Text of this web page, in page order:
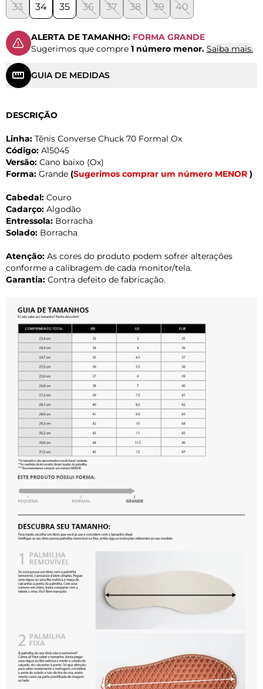
33 34 35 36 37 38 39 40
ALERTA DE TAMANHO: FORMA GRANDE
Sugerimos que compre 1 número menor. Saiba mais.
GUIA DE MEDIDAS
DESCRIÇÃO
Linha: Tênis Converse Chuck 70 Formal Ox
Código: A15045
Versão: Cano baixo (Ox)
Forma: Grande (Sugerimos comprar um número MENOR )
Cabedal: Couro
Cadarço: Algodão
Entressola: Borracha
Solado: Borracha
Atenção: As cores do produto podem sofrer alterações
conforme a calibragem de cada monitor/tela.
Garantia: Contra defeito de fabricação.